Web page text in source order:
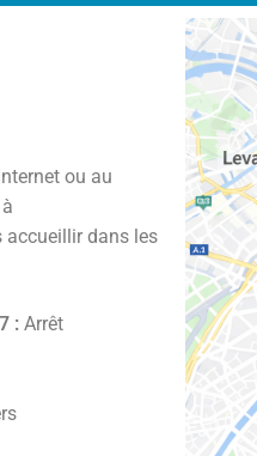
ou au
accueillir dans les
: Arrêt